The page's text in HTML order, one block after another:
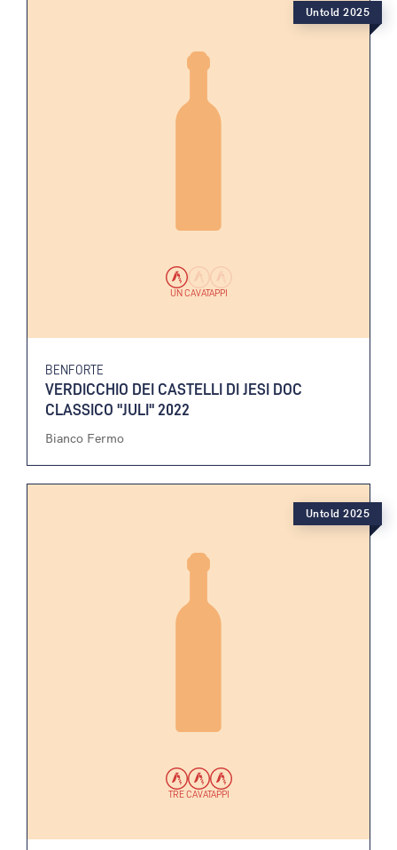
UN CAVATAPPI
BENFORTE
VERDICCHIO DEI CASTELLI DI JESI DOC
CLASSICO "JULI" 2022
Bianco Fermo
Untold 2025
TRE CAVATAPPI
Untold 2025